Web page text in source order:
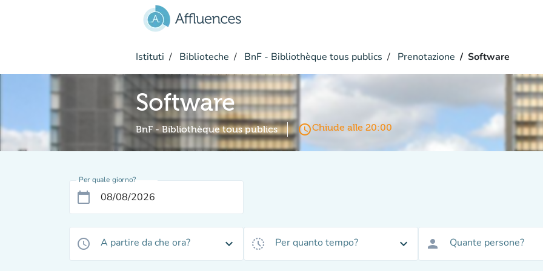
Istituti Biblioteche BnF - Bibliothèque tous publics Prenotazione Software
Software
BnF - Bibliothèque tous publics access_timeChiude alle 20:00
Per quale giorno?
calendar_today
access_time A partire da che ora? expand_more history_toggle_off Per quanto tempo? expand_more person Quante persone?